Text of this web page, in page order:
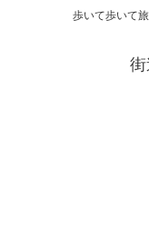
歩いて歩いて